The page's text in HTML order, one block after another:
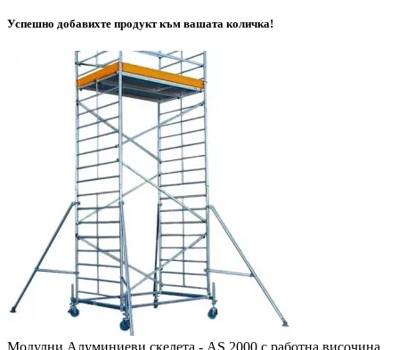
Успешно добавихте продукт към вашата количка!
Модулни Алуминиеви скелета - AS 2000 с работна височина